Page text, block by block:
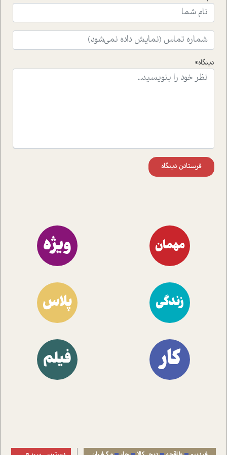
ایشان در حوزه ی شامپانزه ها بر زندگی امروزی ما نگاهی
افکنده است.فصل اتاق 333 شما را پای صحبت یک تجربه ی
واقعی در ارتباط با اختلال شخصیت اسکزوئید و مشکلات و نیز
راهکارهای حل آن قرار می دهد که در اتاق درمان اتفاق افتاده
موثرترین راهکارهای استفاده از هوش مصنوعی در حوزه های
دیدگاه*
فرستادن دیدگاه
مهمان ویژه
زندگی پلاس
کار فیلم